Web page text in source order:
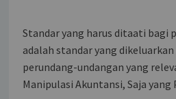
Standar yang harus ditaati bagi
adalah standar yang dikeluarkan
perundang-undangan yang
Manipulasi Akuntansi, Saja yang